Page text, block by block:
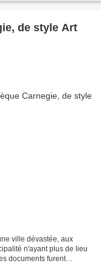
de style Art
ville dévastée, aux
n'ayant plus de lieu
documents furent